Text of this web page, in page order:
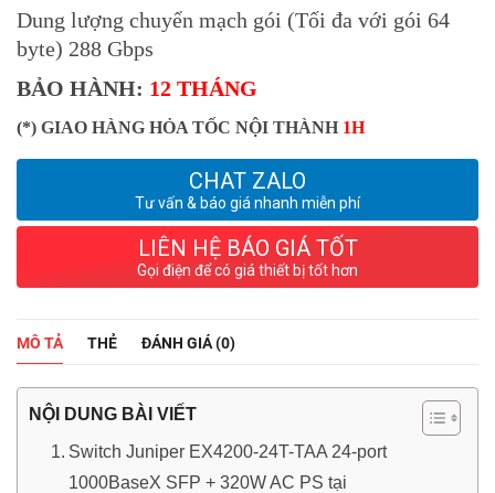
Dung lượng chuyển mạch gói (Tối đa với gói 64
byte) 288 Gbps
BẢO HÀNH: 12 THÁNG
(*) GIAO HÀNG HỎA TỐC NỘI THÀNH 1H
CHAT ZALO
Tư vấn & báo giá nhanh miễn phí
LIÊN HỆ BÁO GIÁ TỐT
Gọi điện để có giá thiết bị tốt hơn
MÔ TẢ THẺ ĐÁNH GIÁ (0)
NỘI DUNG BÀI VIẾT
Switch Juniper EX4200-24T-TAA 24-port
1000BaseX SFP + 320W AC PS tại